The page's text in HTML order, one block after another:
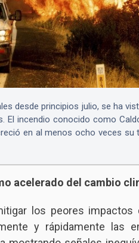
desde principios julio, se ha
El incendio conocido como
en al menos ocho veces
acelerado del cambio
los peores
y rápidamente las